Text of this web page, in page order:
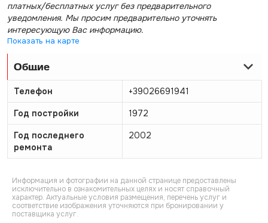
платных/бесплатных услуг без предварительного
уведомления. Мы просим предварительно уточнять
интересующую Вас информацию.
Показать на карте
Общие
Телефон +39026691941
Год постройки 1972
Год последнего
ремонта
2002
Информация и фотографии на данной странице предоставлены
исключительно в ознакомительных целях и носят справочный
характер. Актуальные условия размещения, перечень услуг и
соответствие изображения уточняются при бронировании у
поставщика услуг.